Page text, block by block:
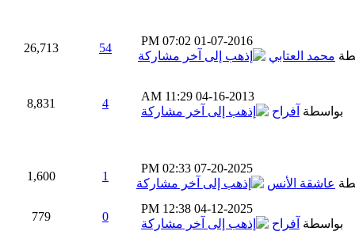
01-07-2016
07:02 PM
محمد العتابي
54
26,713
04-16-2013
11:29 AM
بواسطة آفراح
4
8,831
07-20-2025
02:33 PM
عاشقة الأنس
1
1,600
04-12-2025
12:38 PM
بواسطة آفراح
0
779